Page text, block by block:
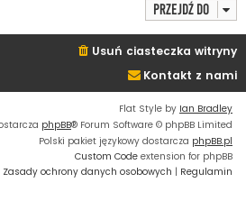
Przejdź do
Usuń ciasteczka witryny
Kontakt z nami
Flat Style by Ian Bradley
phpBB® Forum Software © phpBB Limited
Polski pakiet językowy dostarcza phpBB.pl
Custom Code extension for phpBB
Zasady ochrony danych osobowych | Regulamin